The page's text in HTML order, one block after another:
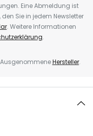
Eine Abmeldung ist
Sie in jedem Newsletter
. Weitere Informationen
.
Hersteller.